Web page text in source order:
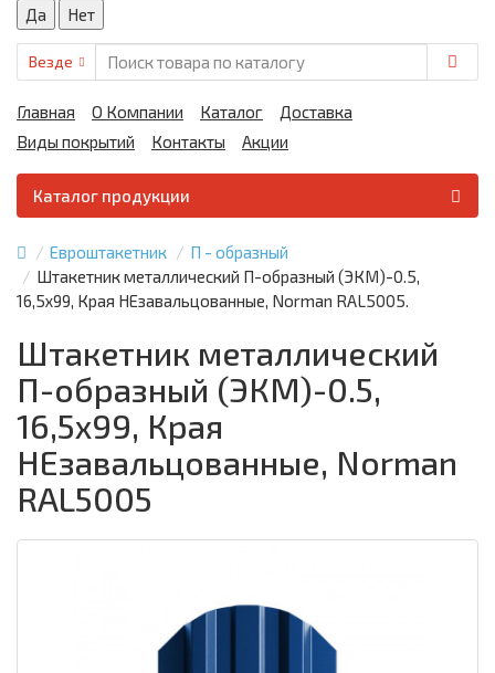
Везде
Главная О Компании Каталог
Доставка
Виды покрытий
Контакты Акции
Каталог продукции
Евроштакетник
П - образный
Штакетник металлический П-образный (ЭКМ)-0.5,
16,5х99, Края НЕзавальцованные, Norman RAL5005.
Штакетник металлический
П-образный (ЭКМ)-0.5,
16,5х99, Края
НЕзавальцованные, Norman
RAL5005